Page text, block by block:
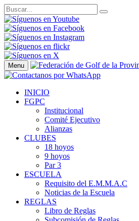
Menu
INICIO
FGPC
Institucional
Comité Ejecutivo
Alianzas
CLUBES
18 hoyos
9 hoyos
Par 3
ESCUELA
Requisito del E.M.M.A.C
Noticias de la Escuela
REGLAS
Libro de Reglas